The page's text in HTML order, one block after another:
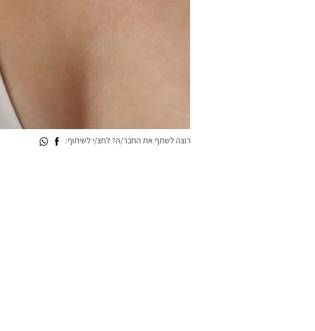
רוצה לשתף את החבר/ה? לחצ/י לשיתוף: